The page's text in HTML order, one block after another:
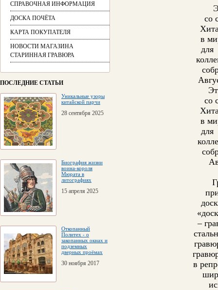
СПРАВОЧНАЯ ИНФОРМАЦИЯ
ДОСКА ПОЧЁТА
КАРТА ПОКУПАТЕЛЯ
НОВОСТИ МАГАЗИНА
СТАРИННАЯ ГРАВЮРА
ПОСЛЕДНИЕ СТАТЬИ
Уникальные узоры
китайской парчи
28 сентября 2025
Биография жизни
воина-короля
Мюрата в
литографиях
15 апреля 2025
Откопанный
Политех - о
закопанных окнах и
подземных
дверных проёмах
30 ноября 2017
со
в
для
со
в
для
–
в